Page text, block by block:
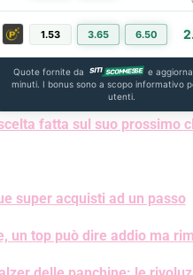
1.53 3.65 6.50
Quote fornite da
e
minuti. I bonus sono a scopo informativo
utenti.
fatta sul suo prossimo
super acquisti ad un passo
un top può dire addio ma